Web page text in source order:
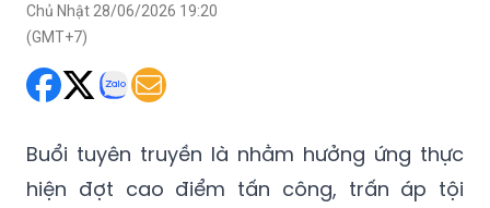
Chủ Nhật 28/06/2026 19:20
(GMT+7)
Buổi tuyên truyền là nhằm hưởng ứng thực
hiện đợt cao điểm tấn công, trấn áp tội